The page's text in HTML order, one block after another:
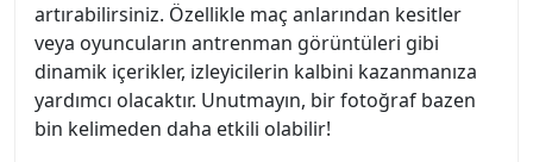
artırabilirsiniz. Özellikle maç anlarından kesitler
veya oyuncuların antrenman görüntüleri gibi
dinamik içerikler, izleyicilerin kalbini kazanmanıza
yardımcı olacaktır. Unutmayın, bir fotoğraf bazen
bin kelimeden daha etkili olabilir!